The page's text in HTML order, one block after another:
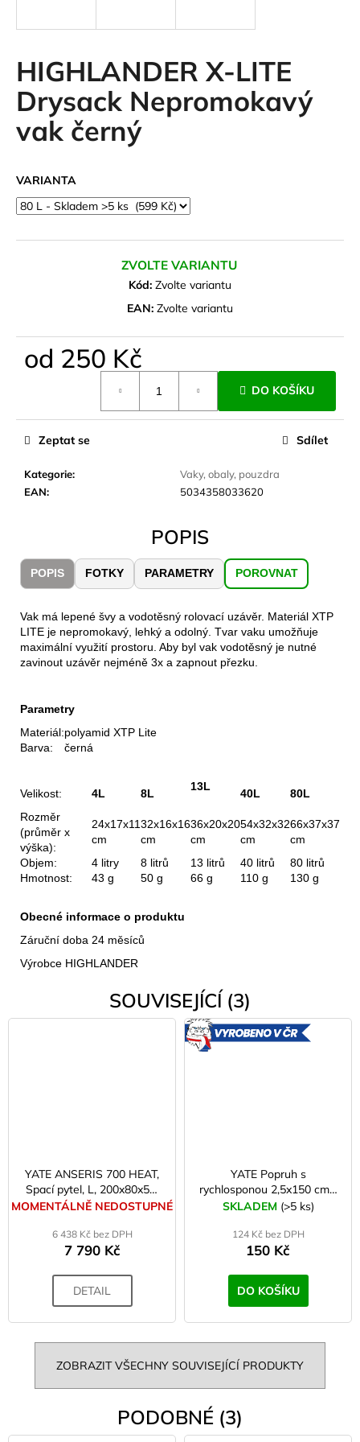
HIGHLANDER X-LITE
Drysack Nepromokavý
vak černý
VARIANTA
ZVOLTE VARIANTU
Kód: Zvolte variantu
EAN: Zvolte variantu
od 250 Kč
DO KOŠÍKU
Kategorie:
Vaky, obaly, pouzdra
EAN: 5034358033620
Zeptat se Sdílet
POPIS
POPIS FOTKY PARAMETRY POROVNAT
Vak má lepené švy a vodotěsný rolovací uzávěr. Materiál XTP
LITE je nepromokavý, lehký a odolný. Tvar vaku umožňuje
maximální využití prostoru. Aby byl vak vodotěsný je nutné
zavinout uzávěr nejméně 3x a zapnout přezku.
Parametry
Materiál:polyamid XTP Lite
Barva:
černá
Velikost: 4L 8L
13L
40L
80L
Rozměr
(průměr x
výška):
24x17x11
cm
32x16x16
cm
36x20x20
cm
54x32x32
cm
66x37x37
cm
Objem:
4 litry 8 litrů 13 litrů 40 litrů
80 litrů
Hmotnost:
43 g 50 g 66 g 110 g 130 g
Obecné informace o produktu
Záruční doba 24 měsíců
Výrobce HIGHLANDER
SOUVISEJÍCÍ (3)
YATE ANSERIS 700 HEAT,
Spací pytel, L, 200x80x50,
vak
MOMENTÁLNĚ NEDOSTUPNÉ
6 438 Kč bez DPH
7 790 Kč
DETAIL
YATE Popruh s
rychlosponou 2,5x150 cm -
2 ks
SKLADEM (>5 ks)
124 Kč bez DPH
150 Kč
DO KOŠÍKU
ZOBRAZIT VŠECHNY SOUVISEJÍCÍ PRODUKTY
PODOBNÉ (3)
í
t
?
e
m
JOMA
BOTY
PÁNSKÉ
1
603
Kč
Původně:
2